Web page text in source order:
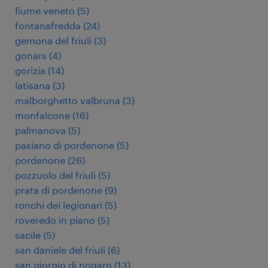
fiume veneto (5)
fontanafredda (24)
gemona del friuli (3)
gonars (4)
gorizia (14)
latisana (3)
malborghetto valbruna (3)
monfalcone (16)
palmanova (5)
pasiano di pordenone (5)
pordenone (26)
pozzuolo del friuli (5)
prata di pordenone (9)
ronchi dei legionari (5)
roveredo in piano (5)
sacile (5)
san daniele del friuli (6)
san giorgio di nogaro (13)